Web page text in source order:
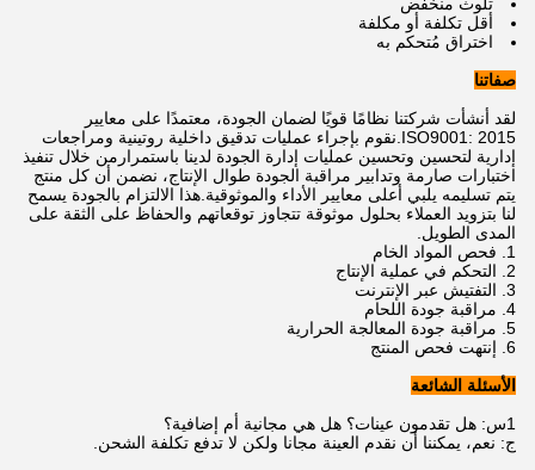
أقل تكلفة أو مكلفة
اختراق مُتحكم به
صفاتنا
لقد أنشأت شركتنا نظامًا قويًا لضمان الجودة، معتمدًا على معايير
ISO9001: 2015.نقوم بإجراء عمليات تدقيق داخلية روتينية ومراجعات
إدارية لتحسين وتحسين عمليات إدارة الجودة لدينا باستمرارمن خلال تنفيذ
اختبارات صارمة وتدابير مراقبة الجودة طوال الإنتاج، نضمن أن كل منتج
يتم تسليمه يلبي أعلى معايير الأداء والموثوقية.هذا الالتزام بالجودة يسمح
لنا بتزويد العملاء بحلول موثوقة تتجاوز توقعاتهم والحفاظ على الثقة على
المدى الطويل.
فحص المواد الخام
التحكم في عملية الإنتاج
التفتيش عبر الإنترنت
مراقبة جودة اللحام
مراقبة جودة المعالجة الحرارية
إنتهت فحص المنتج
الأسئلة الشائعة
1س: هل تقدمون عينات؟ هل هي مجانية أم إضافية؟
ج: نعم، يمكننا أن نقدم العينة مجانا ولكن لا تدفع تكلفة الشحن.